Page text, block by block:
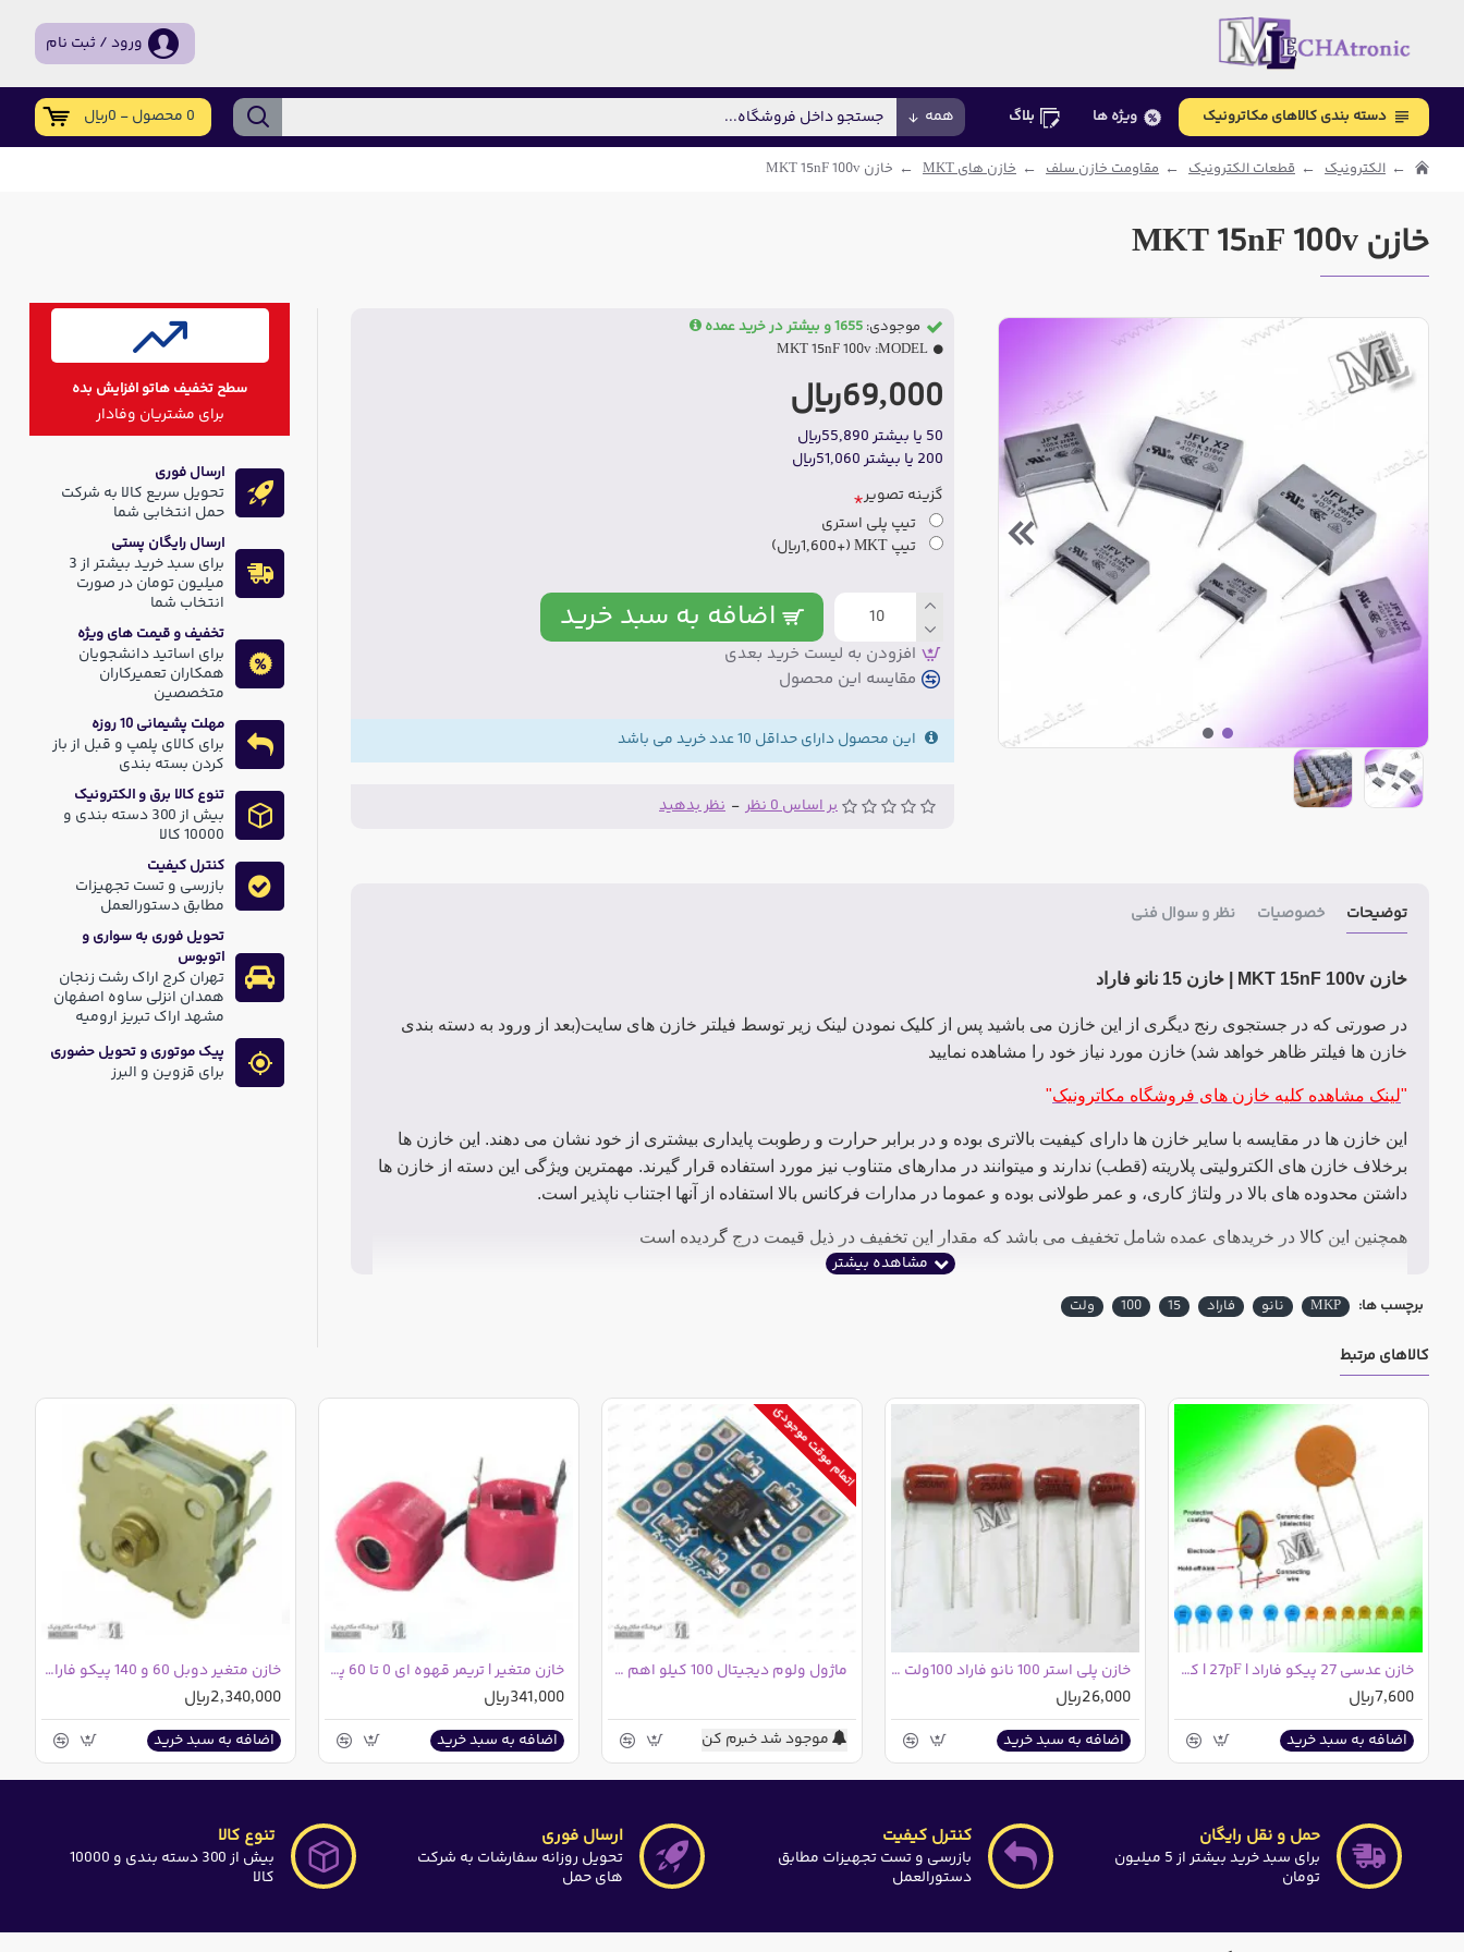
ورود / ثبت نام
دسته بندی کالاهای مکاترونیک ویژه ها بلاگ همه 0 محصول - 0ریال
الکترونیک قطعات الکترونیک مقاومت خازن سلف خازن های MKT خازن MKT 15nF 100v
خازن MKT 15nF 100v
بر اساس 0 نظر - نظر بدهید
69,000ریال
50 یا بیشتر 55,890ریال
200 یا بیشتر 51,060ریال
موجودی: 1655 و بیشتر در خرید عمده
MODEL:
MKT 15nF 100v
گزینه تصویر
تیپ پلی استری
تیپ MKT
(+1,600ریال)
اضافه به سبد خرید
افزودن به لیست خرید بعدی
مقایسه این محصول
این محصول دارای حداقل 10 عدد خرید می باشد
توضیحات خصوصیات نظر و سوال فنی
خازن MKT 15nF 100v | خازن 15 نانو فاراد
در صورتی که در جستجوی رنج دیگری از این خازن می باشید پس از کلیک نمودن لینک زیر توسط فیلتر خازن های سایت(بعد از ورود به دسته بندی
خازن ها فیلتر ظاهر خواهد شد) خازن مورد نیاز خود را مشاهده نمایید
"لینک مشاهده کلیه خازن های فروشگاه مکاترونیک"
این خازن ها در مقایسه با سایر خازن ها دارای کیفیت بالاتری بوده و در برابر حرارت و رطوبت پایداری بیشتری از خود نشان می دهند. این خازن ها
برخلاف خازن های الکترولیتی پلاریته (قطب) ندارند و میتوانند در مدارهای متناوب نیز مورد استفاده قرار گیرند. مهمترین ویژگی این دسته از خازن ها
داشتن محدوده های بالا در ولتاژ کاری، و عمر طولانی بوده و عموما در مدارات فرکانس بالا استفاده از آنها اجتناب ناپذیر است.
همچنین این کالا در خریدهای عمده شامل تخفیف می باشد که مقدار این تخفیف در ذیل قیمت درج گردیده است
برچسب ها: MKP نانو فاراد 15
100 ولت
سطح تخفیف هاتو افزایش بده
برای مشتریان وفادار
ارسال فوری
تحویل سریع کالا به شرکت
حمل انتخابی شما
ارسال رایگان پستی
برای سبد خرید بیشتر از 3
میلیون تومان در صورت
انتخاب شما
تخفیف و قیمت های ویژه
برای اساتید دانشجویان
همکاران تعمیرکاران
متخصصین
مهلت پشیمانی 10 روزه
برای کالای پلمپ و قبل از باز
کردن بسته بندی
تنوع کالا برق و الکترونیک
بیش از 300 دسته بندی و
10000 کالا
کنترل کیفیت
بازرسی و تست تجهیزات
مطابق دستورالعمل
تحویل فوری به سواری و
اتوبوس
تهران کرج اراک رشت زنجان
همدان انزلی ساوه اصفهان
مشهد اراک تبریز ارومیه
پیک موتوری و تحویل حضوری
برای قزوین و البرز
کالاهای مرتبط
خازن عدسی 27 پیکو فاراد | 27pF | کد 27
7,600ریال
اضافه به سبد خرید
خازن پلی استر 100 نانو فاراد 100ولت | 100nF 100V
26,000ریال
اضافه به سبد خرید
اتمام موقت موجودی
ماژول ولوم دیجیتال 100 کیلو اهم X9C104
موجود شد خبرم کن
خازن متغیر | تریمر قهوه ای 0 تا 60 پیکو فاراد 60PF
341,000ریال
اضافه به سبد خرید
خازن متغیر دوبل 60 و 140 پیکو فاراد | واریابل موج AM
2,340,000ریال
اضافه به سبد خرید
حمل و نقل رایگان
برای سبد خرید بیشتر از 5 میلیون
تومان
کنترل کیفیت
بازرسی و تست تجهیزات مطابق
دستورالعمل
ارسال فوری
تحویل روزانه سفارشات به شرکت
های حمل
تنوع کالا
بیش از 300 دسته بندی و 10000
کالا